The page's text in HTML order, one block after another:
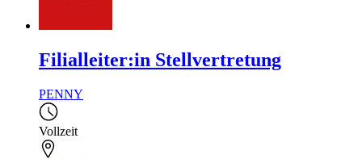
Filialleiter:in Stellvertretung
PENNY
Vollzeit